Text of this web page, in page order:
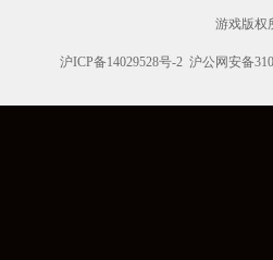
游戏版权
沪ICP备14029528号-2 沪公网安备